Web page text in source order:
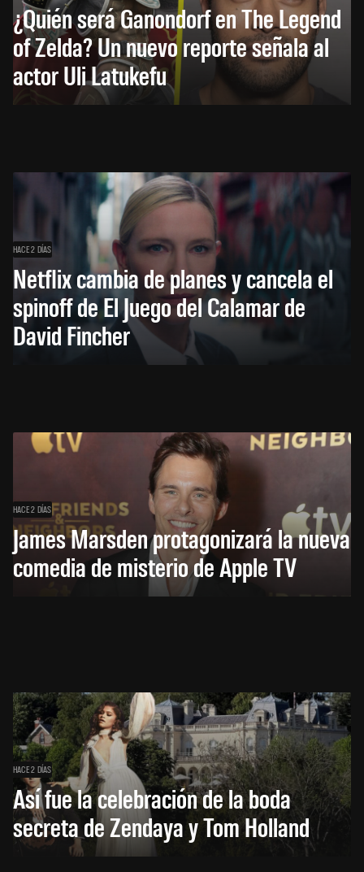
¿Quién será Ganondorf en The Legend
of Zelda? Un nuevo reporte señala al
actor Uli Latukefu
HACE 2 DÍAS
Netflix cambia de planes y cancela el
spinoff de El Juego del Calamar de
David Fincher
HACE 2 DÍAS
James Marsden protagonizará la nueva
comedia de misterio de Apple TV
HACE 2 DÍAS
Así fue la celebración de la boda
secreta de Zendaya y Tom Holland